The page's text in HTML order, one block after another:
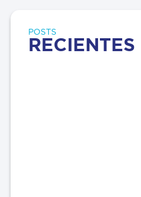
POSTS
RECIENTES